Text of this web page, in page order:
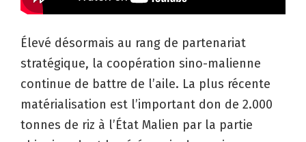
Élevé désormais au rang de partenariat
stratégique, la coopération sino-malienne
continue de battre de l’aile. La plus récente
matérialisation est l’important don de 2.000
tonnes de riz à l’État Malien par la partie